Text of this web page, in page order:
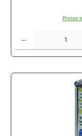
Preise